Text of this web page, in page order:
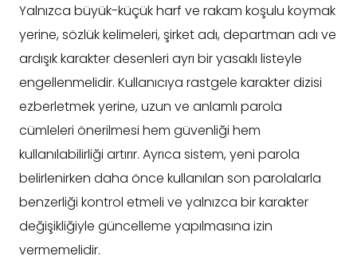
Yalnızca büyük-küçük harf ve rakam koşulu koymak
yerine, sözlük kelimeleri, şirket adı, departman adı ve
ardışık karakter desenleri ayrı bir yasaklı listeyle
engellenmelidir. Kullanıcıya rastgele karakter dizisi
ezberletmek yerine, uzun ve anlamlı parola
cümleleri önerilmesi hem güvenliği hem
kullanılabilirliği artırır. Ayrıca sistem, yeni parola
belirlenirken daha önce kullanılan son parolalarla
benzerliği kontrol etmeli ve yalnızca bir karakter
değişikliğiyle güncelleme yapılmasına izin
vermemelidir.